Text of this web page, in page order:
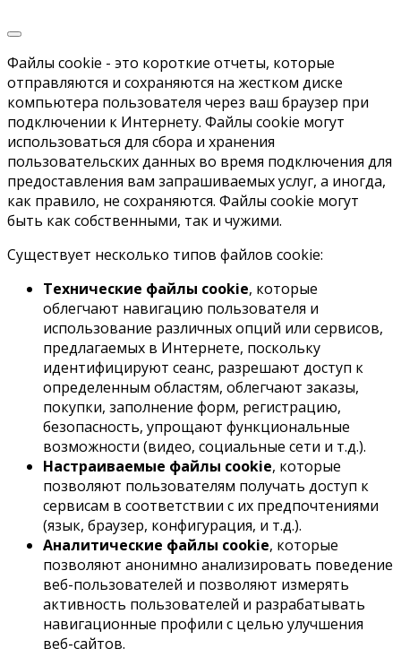
Файлы cookie - это короткие отчеты, которые
отправляются и сохраняются на жестком диске
компьютера пользователя через ваш браузер при
подключении к Интернету. Файлы cookie могут
использоваться для сбора и хранения
пользовательских данных во время подключения для
предоставления вам запрашиваемых услуг, а иногда,
как правило, не сохраняются. Файлы cookie могут
быть как собственными, так и чужими.
Существует несколько типов файлов cookie:
Технические файлы cookie, которые
облегчают навигацию пользователя и
использование различных опций или сервисов,
предлагаемых в Интернете, поскольку
идентифицируют сеанс, разрешают доступ к
определенным областям, облегчают заказы,
покупки, заполнение форм, регистрацию,
безопасность, упрощают функциональные
возможности (видео, социальные сети и т.д.).
Настраиваемые файлы cookie, которые
позволяют пользователям получать доступ к
сервисам в соответствии с их предпочтениями
(язык, браузер, конфигурация, и т.д.).
Аналитические файлы cookie, которые
позволяют анонимно анализировать поведение
веб-пользователей и позволяют измерять
активность пользователей и разрабатывать
навигационные профили с целью улучшения
веб-сайтов.